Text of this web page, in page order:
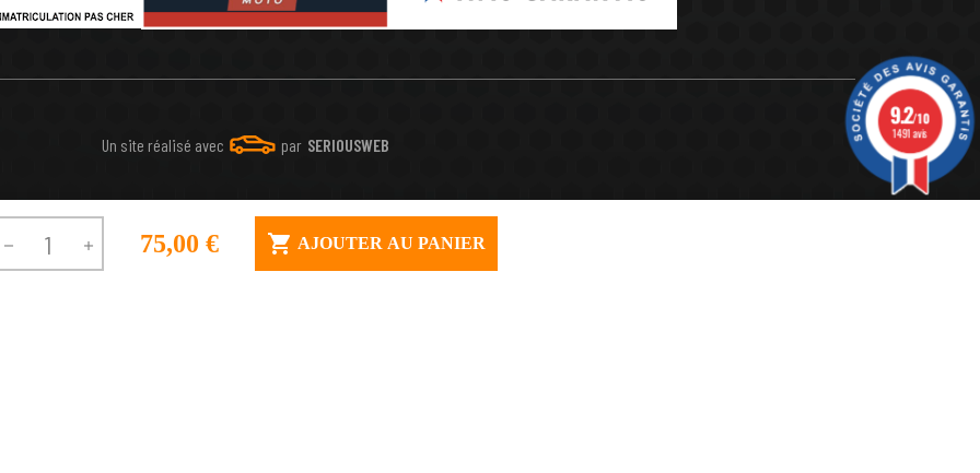
  75,00 €  AJOUTER AU PANIER
Un site réalisé avec par SERIOUSWEB
9.2/10
1491 avis